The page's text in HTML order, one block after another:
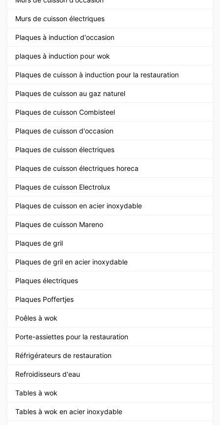
Murs de cuisson électriques
Plaques à induction d'occasion
plaques à induction pour wok
Plaques de cuisson à induction pour la restauration
Plaques de cuisson au gaz naturel
Plaques de cuisson Combisteel
Plaques de cuisson d'occasion
Plaques de cuisson électriques
Plaques de cuisson électriques horeca
Plaques de cuisson Electrolux
Plaques de cuisson en acier inoxydable
Plaques de cuisson Mareno
Plaques de gril
Plaques de gril en acier inoxydable
Plaques électriques
Plaques Poffertjes
Poêles à wok
Porte-assiettes pour la restauration
Réfrigérateurs de restauration
Refroidisseurs d'eau
Tables à wok
Tables à wok en acier inoxydable